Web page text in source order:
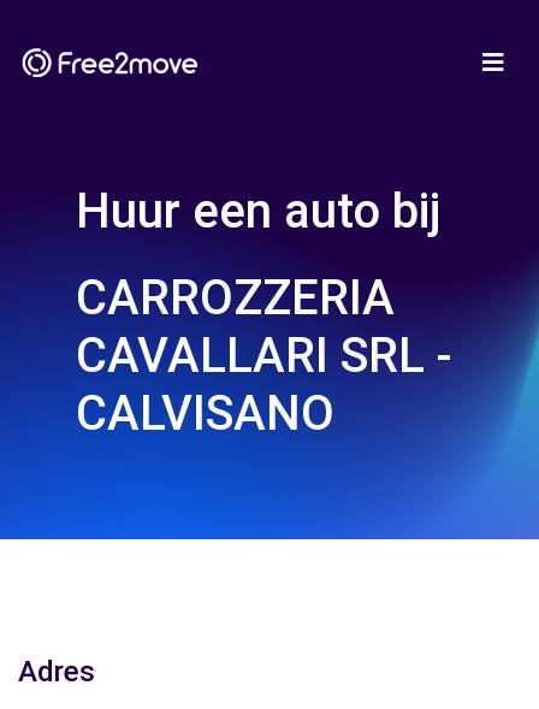
Huur een auto bij
CARROZZERIA
CAVALLARI SRL -
CALVISANO
Adres